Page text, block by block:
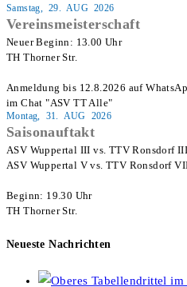
Samstag, 29. AUG 2026
Vereinsmeisterschaft
Neuer Beginn: 13.00 Uhr
TH Thorner Str.
Anmeldung bis 12.8.2026 auf
im Chat "ASV TT Alle"
Montag, 31. AUG 2026
Saisonauftakt
ASV Wuppertal III vs. TTV Ronsdorf III
ASV Wuppertal V vs. TTV Ronsdorf
Beginn: 19.30 Uhr
TH Thorner Str.
Neueste Nachrichten